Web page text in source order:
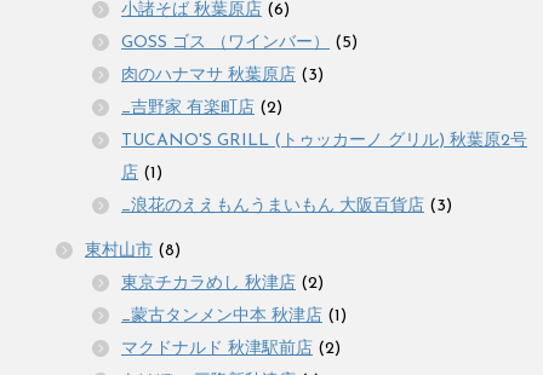
小諸そば 秋葉原店 (6)
GOSS ゴス （ワインバー）
(5)
肉のハナマサ 秋葉原店 (3)
_吉野家 有楽町店 (2)
TUCANO'S GRILL (トゥッカーノ グリル) 秋葉原2号
店 (1)
_浪花のええもんうまいもん 大阪百貨店 (3)
東村山市 (8)
東京チカラめし 秋津店 (2)
_蒙古タンメン中本 秋津店 (1)
マクドナルド 秋津駅前店 (2)